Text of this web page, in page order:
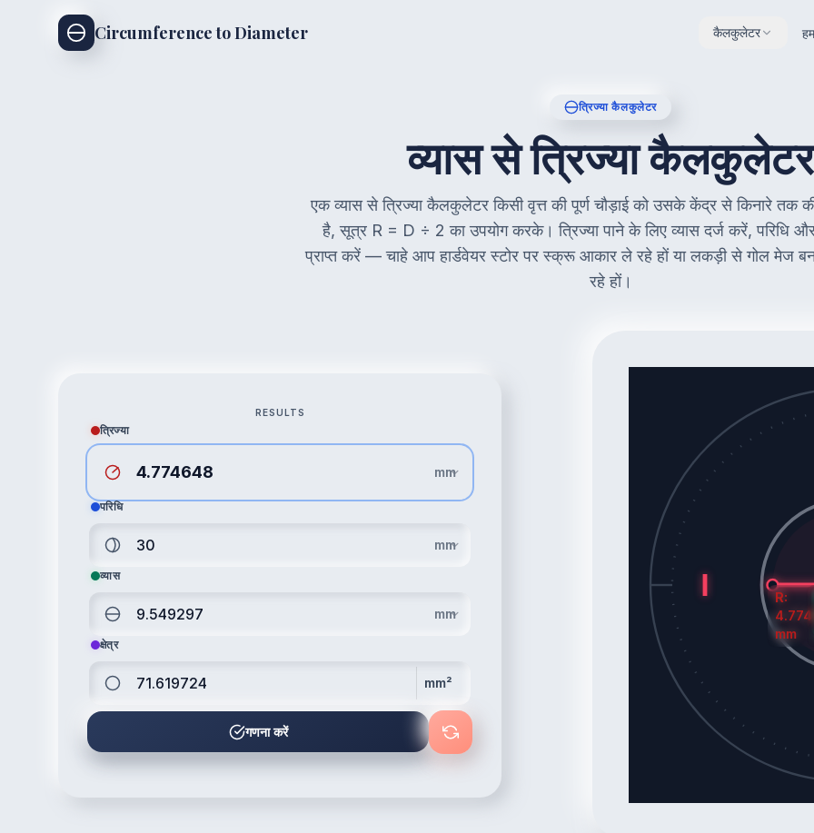
Circumference to Diameter कैलकुलेटर
त्रिज्या कैलकुलेटर
व्यास से त्रिज्या कैलकुलेटर
एक व्यास से त्रिज्या कैलकुलेटर किसी वृत्त की पूर्ण चौड़ाई को उसके केंद्र से किनारे तक
है, सूत्र R = D ÷ 2 का उपयोग करके। त्रिज्या पाने के लिए व्यास दर्ज करें, परिधि
प्राप्त करें — चाहे आप हार्डवेयर स्टोर पर स्क्रू आकार ले रहे हों या लकड़ी से गोल मेज
रहे हों।
परिधि
RESULTS
व्यास
त्रिज्या
क्षेत्र
mm²
गणना करें
R:
mm